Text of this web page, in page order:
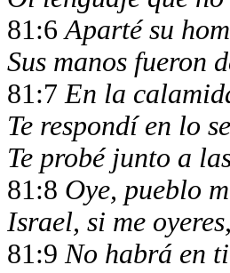
81:6Aparté su
Sus manos fueron
81:7En la
Te respondí en lo
Te probé junto a
81:8 Oye, pueblo
Israel, si me oyeres,
81:9No habrá en